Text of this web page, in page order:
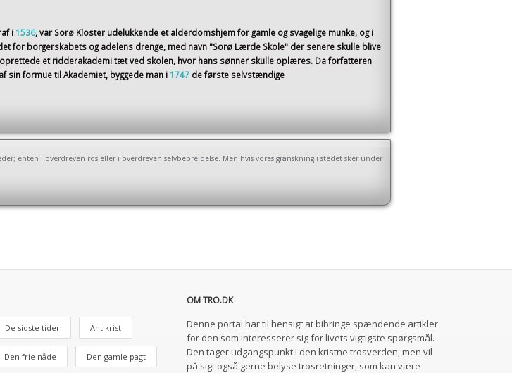
i 1536, var Sorø Kloster udelukkende et alderdomshjem for gamle og svagelige munke, og i
for borgerskabets og adelens drenge, med navn "Sorø Lærde Skole" der senere skulle blive
oprettede et ridderakademi tæt ved skolen, hvor hans sønner skulle oplæres. Da forfatteren
sin formue til Akademiet, byggede man i 1747 de første selvstændige
enten i overdreven ros eller i overdreven selvbebrejdelse. Men hvis vores granskning i stedet sker under
De sidste tider Antikrist
Den frie nåde Den gamle pagt
OM TRO.DK
Denne portal har til hensigt at bibringe spændende artikler
for den som interesserer sig for livets vigtigste spørgsmål.
Den tager udgangspunkt i den kristne trosverden, men vil
på sigt også gerne belyse trosretninger, som kan være